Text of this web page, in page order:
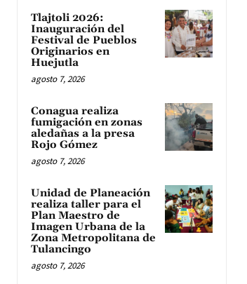
Tlajtoli 2026:
Inauguración del
Festival de Pueblos
Originarios en
Huejutla
agosto 7, 2026
Conagua realiza
fumigación en zonas
aledañas a la presa
Rojo Gómez
agosto 7, 2026
Unidad de Planeación
realiza taller para el
Plan Maestro de
Imagen Urbana de la
Zona Metropolitana de
Tulancingo
agosto 7, 2026